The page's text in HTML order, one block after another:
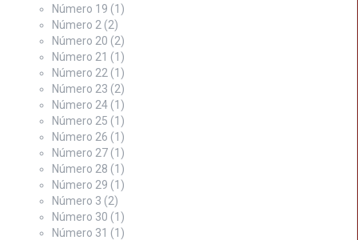
Número 19 (1)
Número 2 (2)
Número 20 (2)
Número 21 (1)
Número 22 (1)
Número 23 (2)
Número 24 (1)
Número 25 (1)
Número 26 (1)
Número 27 (1)
Número 28 (1)
Número 29 (1)
Número 3 (2)
Número 30 (1)
Número 31 (1)